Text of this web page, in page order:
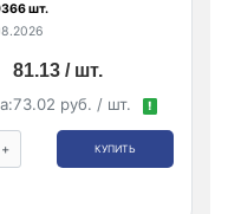
шт.
81.13 / шт.
73.02 руб. / шт. !
+ КУПИТЬ